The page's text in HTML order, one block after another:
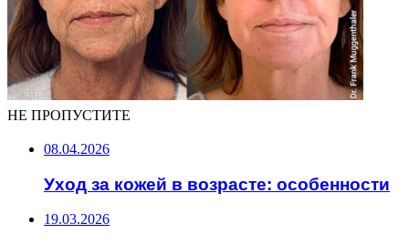
НЕ ПРОПУСТИТЕ
08.04.2026
Уход за кожей в возрасте: особенности
19.03.2026